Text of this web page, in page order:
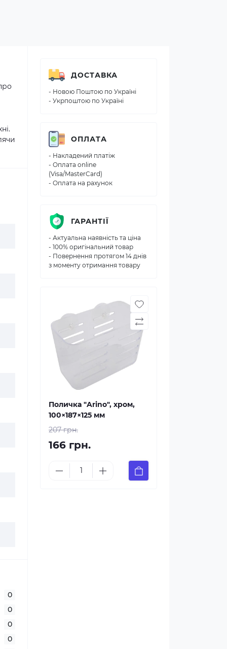
0
0
0
0
ДОСТАВКА
- Новою Поштою по Україні
- Укрпоштою по Україні
ОПЛАТА
- Накладений платіж
- Оплата online
(Visa/MasterCard)
- Оплата на рахунок
ГАРАНТІЇ
- Актуальна наявність та ціна
- 100% оригінальний товар
- Повернення протягом 14 днів
з моменту отримання товару
Поличка "Arino", хром,
100×187×125 мм
207 грн.
166 грн.